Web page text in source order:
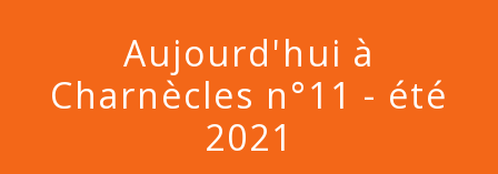
Aujourd'hui à
Charnècles n°11 - été
2021